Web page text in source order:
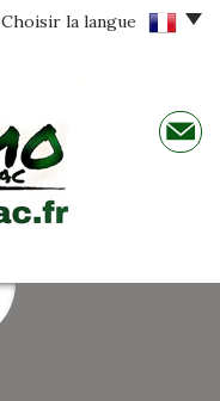
Choisir la langue